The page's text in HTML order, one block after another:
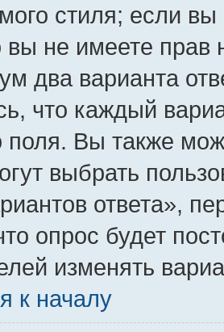
стиля; если
не имеете прав
два варианта
что каждый
поля. Вы также
выбрать
ответа»,
опрос будет
изменять
к началу